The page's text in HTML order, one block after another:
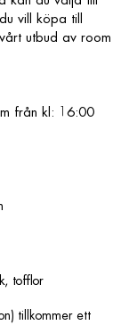
vill köpa till
utbud av room
från kl: 16:00
tofflor
tillkommer ett